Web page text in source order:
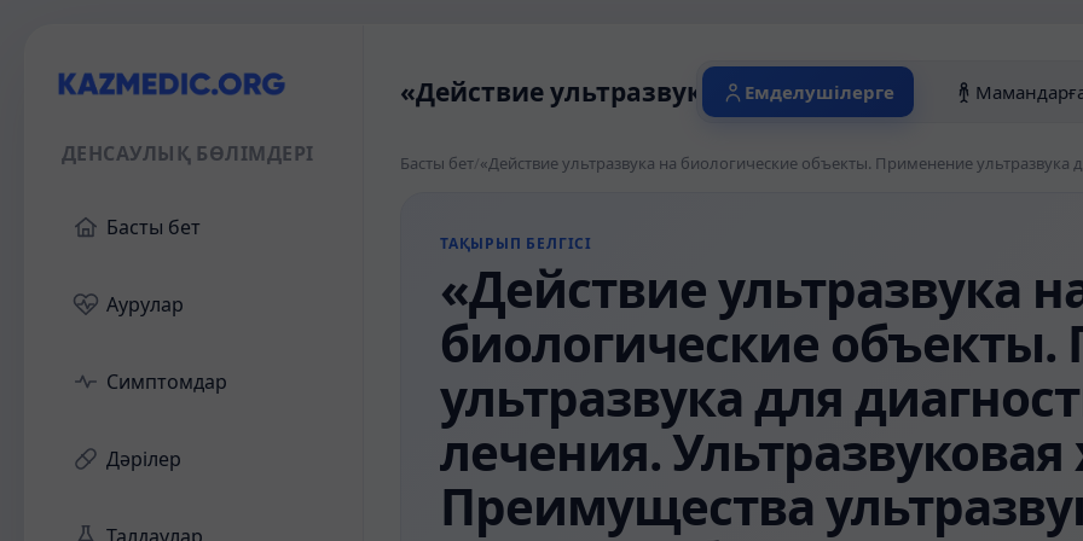
ДЕНСАУЛЫҚ БӨЛІМДЕРІ
Басты бет
Аурулар
Симптомдар
Дәрілер
«Действие ультразвука на биологические
Емделушілерге
Басты бет/
ТАҚЫРЫП БЕЛГІСІ
«Действие ультразвука
биологические
ультразвука для
лечения. Ультразвуковая
Преимущества